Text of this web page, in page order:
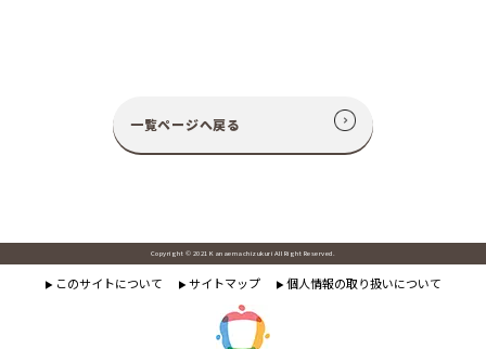
一覧ページへ戻る
Copyright © 2021 Kanaemachizukuri All Right Reserved.
▶ このサイトについて ▶ サイトマップ ▶ 個人情報の取り扱いについて